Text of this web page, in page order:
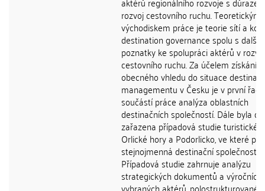
rozvoj cestovního ruchu. Teoretickým
východiskem práce je teorie sítí a
destination governance spolu s
poznatky ke spolupráci aktérů v
cestovního ruchu. Za účelem získání
obecného vhledu do situace
managementu v Česku je v první řadě
součástí práce analýza oblastních
destinačních společností. Dále byla
zařazena případová studie turistické
Orlické hory a Podorlicko, ve které
stejnojmenná destinační společnost.
Případová studie zahrnuje analýzu
strategických dokumentů a